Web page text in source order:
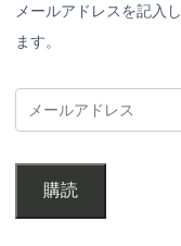
メールアドレスを記入
ます。
購読